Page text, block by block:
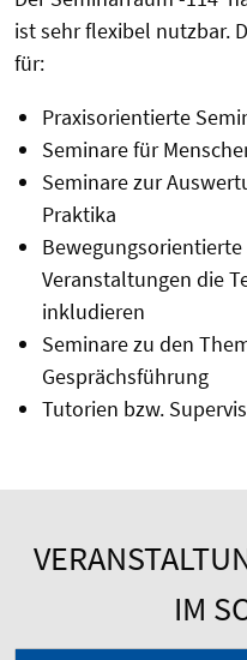
ist sehr flexibel nutzbar.
für:
Praxisorientierte
Seminare für
Seminare zur
Praktika
Veranstaltungen die
inkludieren
Seminare zu den
Gesprächsführung
Tutorien bzw.
IM